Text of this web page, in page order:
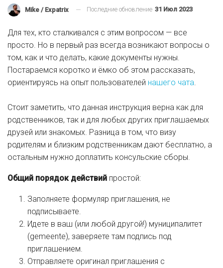
Mike / Expatrix Последние обновление 31 Июл 2023
Для тех, кто сталкивался с этим вопросом — все
просто. Но в первый раз всегда возникают вопросы о
том, как и что делать, какие документы нужны.
Постараемся коротко и ёмко об этом рассказать,
ориентируясь на опыт пользователей нашего чата
Стоит заметить, что данная инструкция верна как для
родственников, так и для любых других приглашаемых
друзей или знакомых. Разница в том, что визу
родителям и близким родственникам дают бесплатно, а
остальным нужно доплатить консульские сборы.
Общий порядок действий простой:
Заполняете формуляр приглашения, не
подписываете.
Идете в ваш (или любой другой!) муниципалитет
(gemeente), заверяете там подпись под
приглашением.
Отправляете оригинал приглашения с